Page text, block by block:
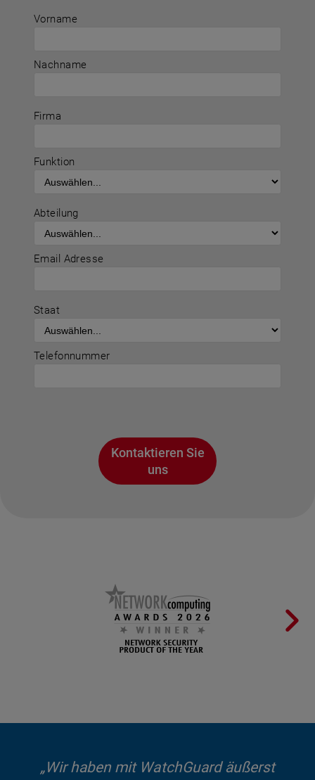
Vorname
Nachname
Firma
Funktion
Abteilung
Email Adresse
Staat
Telefonnummer
Kontaktieren Sie
uns
„Wir haben mit WatchGuard äußerst